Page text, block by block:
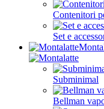
Contenitori
Set e
Subminimal
Bellman